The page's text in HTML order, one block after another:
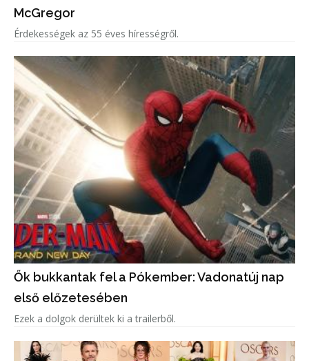
McGregor
Érdekességek az 55 éves hírességről.
Ők bukkantak fel a Pókember: Vadonatúj nap
első előzetesében
Ezek a dolgok derültek ki a trailerből.